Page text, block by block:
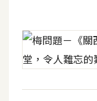
開
箱